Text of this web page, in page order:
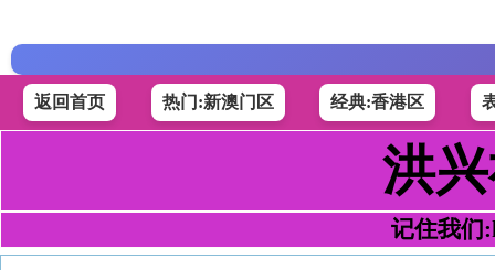
返回首页 热门:新澳门区 经典:香港区
洪
记住我们